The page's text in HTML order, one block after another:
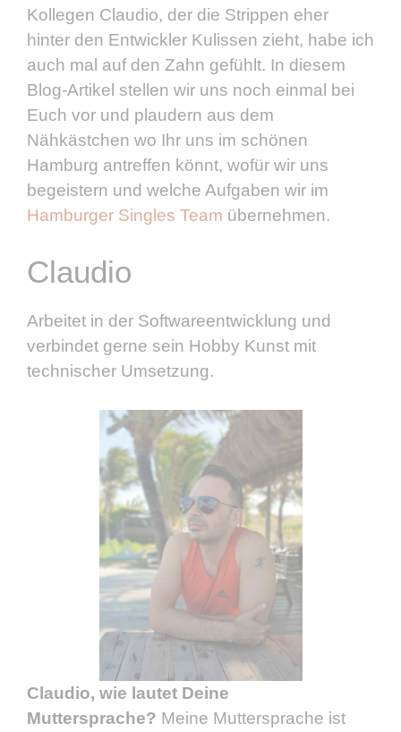
Kollegen Claudio, der die Strippen eher
hinter den Entwickler Kulissen zieht, habe ich
auch mal auf den Zahn gefühlt. In diesem
Blog-Artikel stellen wir uns noch einmal bei
Euch vor und plaudern aus dem
Nähkästchen wo Ihr uns im schönen
Hamburg antreffen könnt, wofür wir uns
begeistern und welche Aufgaben wir im
Hamburger Singles Team übernehmen.
Claudio
Arbeitet in der Softwareentwicklung und
verbindet gerne sein Hobby Kunst mit
technischer Umsetzung.
Claudio, wie lautet Deine
Muttersprache? Meine Muttersprache ist